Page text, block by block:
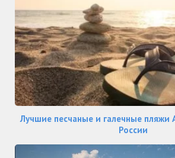
Лучшие песчаные и галечные пляжи
России